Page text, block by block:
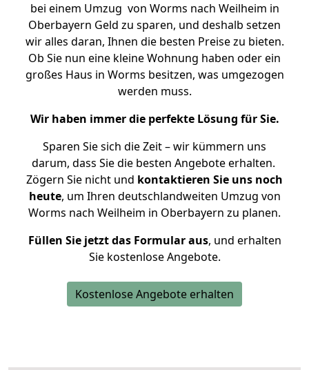
bei einem Umzug von Worms nach Weilheim in
Oberbayern Geld zu sparen, und deshalb setzen
wir alles daran, Ihnen die besten Preise zu bieten.
Ob Sie nun eine kleine Wohnung haben oder ein
großes Haus in Worms besitzen, was umgezogen
werden muss.
Wir haben immer die perfekte Lösung für Sie.
Sparen Sie sich die Zeit – wir kümmern uns
darum, dass Sie die besten Angebote erhalten.
Zögern Sie nicht und kontaktieren Sie uns noch
heute, um Ihren deutschlandweiten Umzug von
Worms nach Weilheim in Oberbayern zu planen.
Füllen Sie jetzt das Formular aus, und erhalten
Sie kostenlose Angebote.
Kostenlose Angebote erhalten